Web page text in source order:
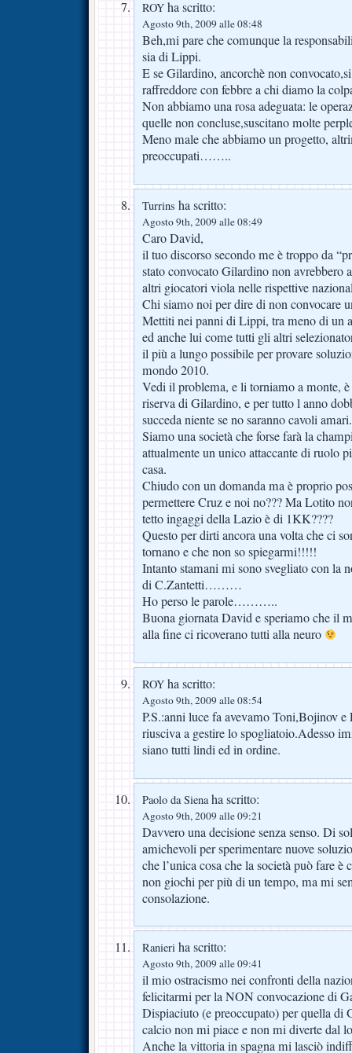
ROY ha scritto:
Agosto 9th, 2009 alle 08:48
Beh,mi pare che comunque la
sia di Lippi.
E se Gilardino, ancorchè non
raffreddore con febbre a chi diamo la
Non abbiamo una rosa adeguata: le
quelle non concluse,suscitano molte
Meno male che abbiamo un progetto,
preoccupati……..
Turrins ha scritto:
Agosto 9th, 2009 alle 08:49
Caro David,
il tuo discorso secondo me è troppo da
stato convocato Gilardino non avrebbero
altri giocatori viola nelle rispettive
Chi siamo noi per dire di non convocare
Mettiti nei panni di Lippi, tra meno di un
ed anche lui come tutti gli altri
il più a lungo possibile per provare
mondo 2010.
Vedi il problema, e li torniamo a monte,
riserva di Gilardino, e per tutto l anno
succeda niente se no saranno cavoli amari.
Siamo una società che forse farà la
attualmente un unico attaccante di ruolo
casa.
Chiudo con un domanda ma è proprio
permettere Cruz e noi no??? Ma Lotito
tetto ingaggi della Lazio è di 1KK????
Questo per dirti ancora una volta che ci
tornano e che non so spiegarmi!!!!!
Intanto stamani mi sono svegliato con la
di C.Zantetti………
Ho perso le parole………..
Buona giornata David e speriamo che il
alla fine ci ricoverano tutti alla neuro
ROY ha scritto:
Agosto 9th, 2009 alle 08:54
P.S.:anni luce fa avevamo Toni,Bojinov
riusciva a gestire lo spogliatoio.Adesso
siano tutti lindi ed in ordine.
Paolo da Sienaha scritto:
Agosto 9th, 2009 alle 09:21
Davvero una decisione senza senso. Di
amichevoli per sperimentare nuove
che l’unica cosa che la società può fare è
non giochi per più di un tempo, ma mi
consolazione.
Ranieri ha scritto:
Agosto 9th, 2009 alle 09:41
il mio ostracismo nei confronti della
felicitarmi per la NON convocazione di
Dispiaciuto (e preoccupato) per quella di
calcio non mi piace e non mi diverte dal
Anche la vittoria in spagna mi lasciò